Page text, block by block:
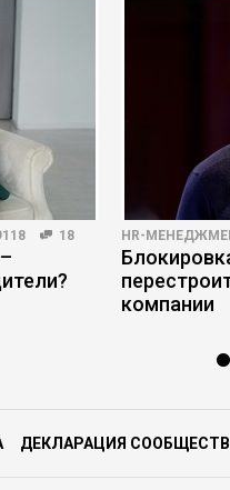
18 HR-
компании
ДЕКЛАРАЦИЯ